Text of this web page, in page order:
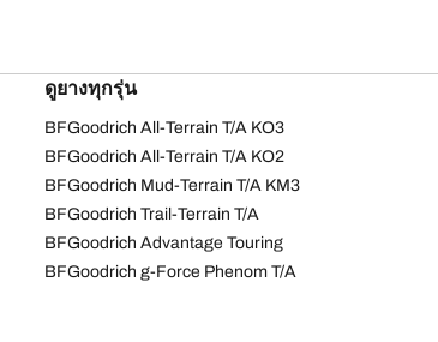
ดูยางทุกรุ่น
BFGoodrich All-Terrain T/A KO3
BFGoodrich All-Terrain T/A KO2
BFGoodrich Mud-Terrain T/A KM3
BFGoodrich Trail-Terrain T/A
BFGoodrich Advantage Touring
BFGoodrich g-Force Phenom T/A